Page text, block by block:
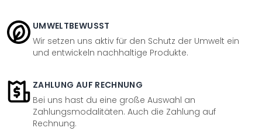
UMWELTBEWUSST
Wir setzen uns aktiv für den Schutz der Umwelt ein
und entwickeln nachhaltige Produkte.
ZAHLUNG AUF RECHNUNG
Bei uns hast du eine große Auswahl an
Zahlungsmodalitäten. Auch die Zahlung auf
Rechnung.